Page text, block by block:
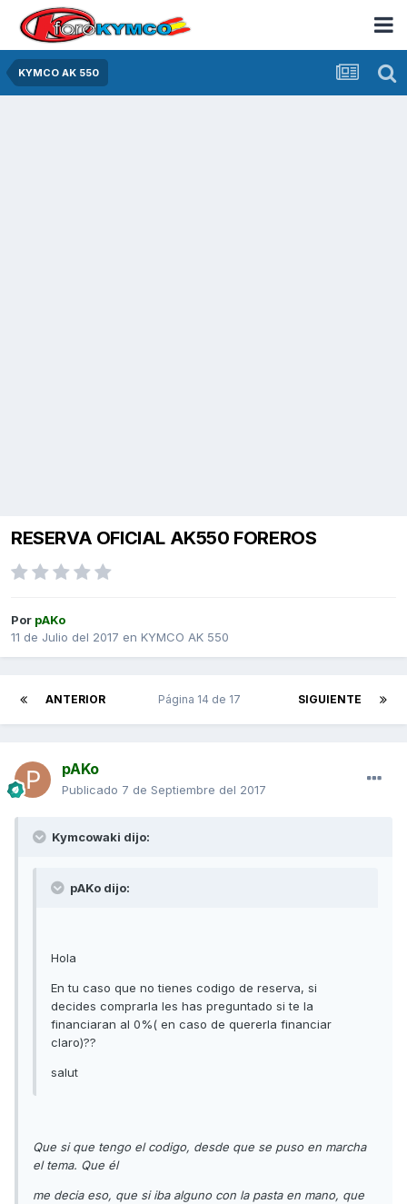
KYMCO AK 550
RESERVA OFICIAL AK550 FOREROS
Por pAKo
11 de Julio del 2017 en KYMCO AK 550
ANTERIOR SIGUIENTE
Página 14 de 17
pAKo
Publicado 7 de Septiembre del 2017
Kymcowaki dijo:
pAKo dijo:
Hola
En tu caso que no tienes codigo de reserva, si
decides comprarla les has preguntado si te la
financiaran al 0%( en caso de quererla financiar
claro)??
salut
Que si que tengo el codigo, desde que se puso en marcha
el tema. Que él
me decia eso, que si iba alguno con la pasta en mano, que